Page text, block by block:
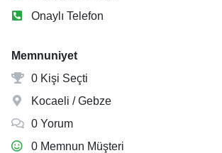
Onaylı Telefon
Memnuniyet
0 Kişi Seçti
Kocaeli / Gebze
0 Yorum
0 Memnun Müşteri